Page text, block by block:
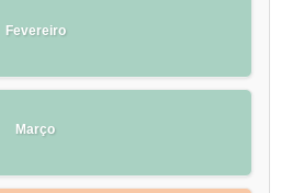
Fevereiro
Março